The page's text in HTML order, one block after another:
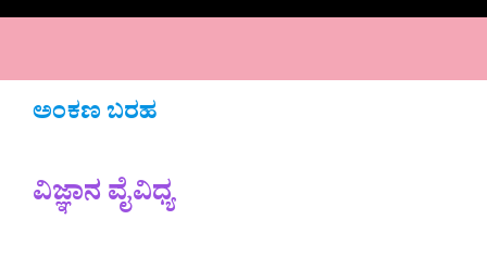
ಅಂಕಣ ಬರಹ
ವಿಜ್ಞಾನ ವೈವಿಧ್ಯ